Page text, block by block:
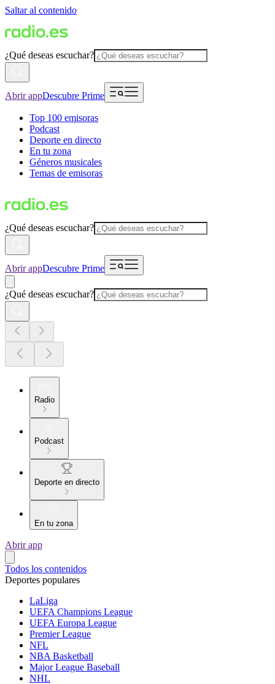
Saltar al contenido
¿Qué deseas escuchar?
Abrir appDescubre Prime
Top 100 emisoras
Podcast
Deporte en directo
En tu zona
Géneros musicales
Temas de emisoras
¿Qué deseas escuchar?
Abrir appDescubre Prime
¿Qué deseas escuchar?
Radio
Podcast
Deporte en directo
En tu zona
Abrir app
Todos los contenidos
Deportes populares
LaLiga
UEFA Champions League
UEFA Europa League
Premier League
NFL
NBA Basketball
Major League Baseball
NHL